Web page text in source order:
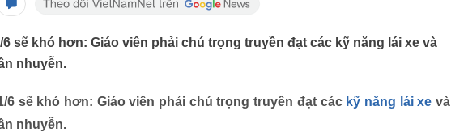
sẽ khó hơn: Giáo viên phải chú trọng truyền đạt các kỹ năng lái xe và
nhuyễn.
6 sẽ khó hơn: Giáo viên phải chú trọng truyền đạt các kỹ năng lái xe và
nhuyễn.